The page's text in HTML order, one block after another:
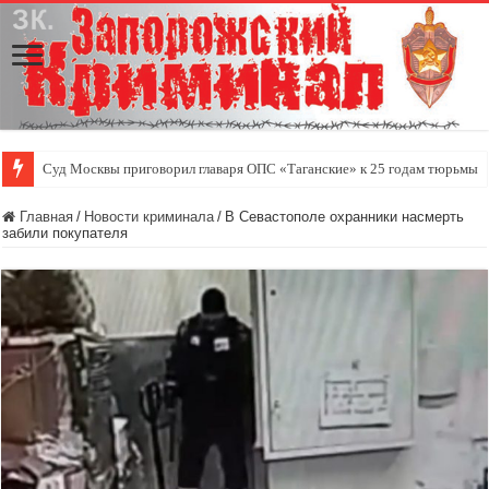
Суд Москвы приговорил главаря ОПС «Таганские» к 25 годам тюрьмы
Главная / Новости криминала / В Севастополе охранники насмерть
забили покупателя